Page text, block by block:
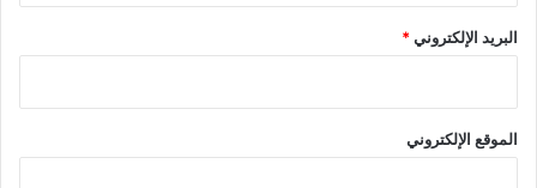
البريد الإلكتروني*
الموقع الإلكتروني